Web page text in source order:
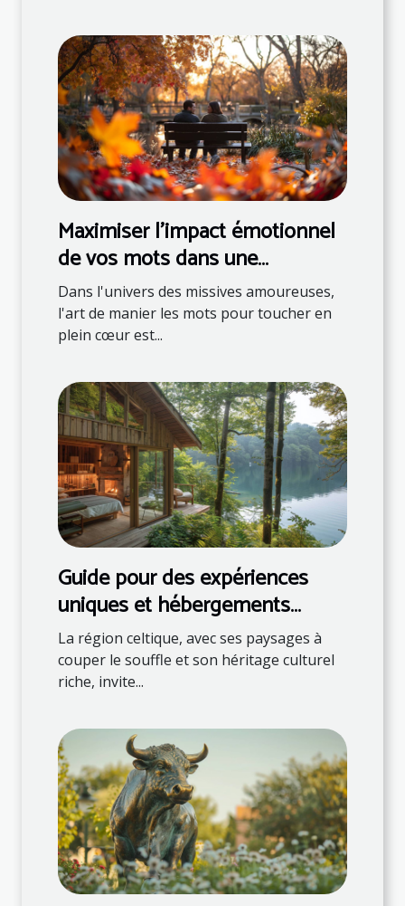
Maximiser l'impact émotionnel
de vos mots dans une
correspondance romantique
Dans l'univers des missives amoureuses,
l'art de manier les mots pour toucher en
plein cœur est...
Guide pour des expériences
uniques et hébergements
naturels en région celtique
La région celtique, avec ses paysages à
couper le souffle et son héritage culturel
riche, invite...